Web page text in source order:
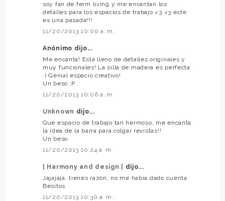
soy fan de ferm living y me encantan los
detalles para los espacios de trabajo <3 <3 este
es una pasada!!!
11/20/2013 10:00 a. m.
Anónimo dijo...
Me encanta! Está lleno de detalles originales y
muy funcionales! La silla de madera es perfecta
:) Genial espacio creativo!
Un beso ;P
11/20/2013 10:06 a. m.
Unknown dijo...
Qué espacio de trabajo tan hermoso, me encanta
la idea de la barra para colgar revistas!!
Un beso
11/20/2013 10:24 a. m.
| Harmony and design |
dijo...
Jajajaja, tienes razón, no me había dado cuenta.
Besitos
11/20/2013 10:30 a. m.